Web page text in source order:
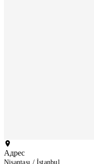
Адрес
Nişantaşı / İstanbul